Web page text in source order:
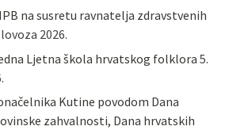
na susretu ravnatelja zdravstvenih
2026.
Ljetna škola hrvatskog folklora 5.
Kutine povodom Dana
zahvalnosti, Dana hrvatskih